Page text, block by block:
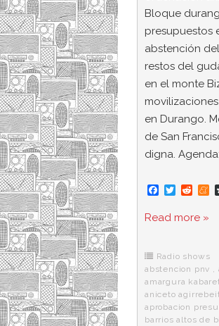
Bloque
presupuestos
abstención
restos del
en el monte
en Durango.
de San
digna.
F
c
e
o
k
T
i
t
r
R
d
d
M
e
Read more »
Radio shows
abstencion pnv
amargura kabaret
aniceto
aprobacion
barrios altos de